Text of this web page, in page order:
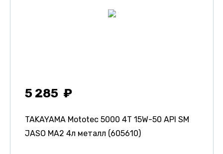
5 285
TAKAYAMA Mototec 5000 4T 15W-50 API SM
JASO MA2 4л металл (605610)